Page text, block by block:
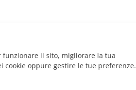
il sito, migliorare la tua
cookie oppure gestire le tue preferenze.